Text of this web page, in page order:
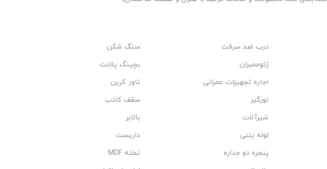
درب ضد سرقت
ژئوممبران
اجاره تجهیزات عمرانی
نورگیر
شیرآلات
لوله بتنی
پنجره دو جداره
سنگ شکن
بچینگ پلانت
تاور کرین
سقف کاذب
بالابر
داربست
تخته MDF